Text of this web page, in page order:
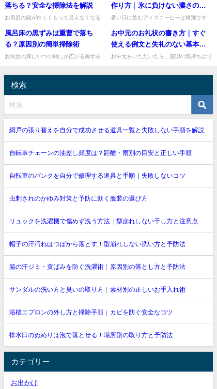
なりますよね。そんなときは...
にお参りする際には失礼がな...
落ちる？安全な掃除法を解説
お風呂の鏡が白くくもって見えなくなる
は、水道水に含まれるミネラル分が乾いて
固まったものが主な原因です。そ...
作り方｜氷に負けない濃さのコ
ツ
暑い日に飲むアイスコーヒーは格別です
うと少し残念ですよね。アイスコーヒーを
薄くしない一番のコツは、最初...
風呂床の黒ずみは重曹で落ち
る？原因別の簡単掃除術
お風呂の床にいつの間にか広がる黒ずみ、
す。結論からお伝えすると、...
お中元のお礼状の書き方｜すぐ
使える例文と失礼のない基本マ
ナー
お中元をいただいたら、感謝の気持ちはで
検索
網戸の張り替えを自分で成功させる道具一覧と失敗しない手順を解説
自転車チェーンの油差し頻度は？距離・雨別の目安と正しい手順
自転車のパンクを自分で修理する道具と手順｜失敗しないコツ
虫刺されのかゆみ対策と予防に効く服装の選び方
リュックを洗濯機で傷めず洗う方法｜型崩れしない干し方と注意点
帽子の汗汚れはつばから落とす！型崩れしない洗い方と予防法
脇の汗ジミ・黄ばみを防ぐ洗濯術｜原因別の落とし方と予防法
サンダルの洗い方と臭いの取り方｜素材別の正しいお手入れ術
浴槽エプロンの外し方と掃除手順｜カビを防ぐ安全なコツ
排水口のぬめりは泡で落とせる！場所別の取り方と予防法
カテゴリー
お出かけ